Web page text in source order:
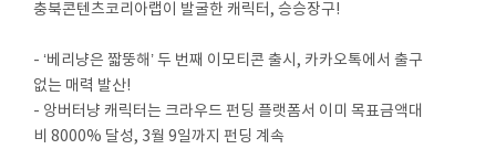
충북콘텐츠코리아랩이 발굴한 캐릭터, 승승장구!
- ‘베리냥은 짧뚱해’ 두 번째 이모티콘 출시, 카카오톡에서 출구
없는 매력 발산!
- 앙버터냥 캐릭터는 크라우드 펀딩 플랫폼서 이미 목표금액대
비 8000% 달성, 3월 9일까지 펀딩 계속